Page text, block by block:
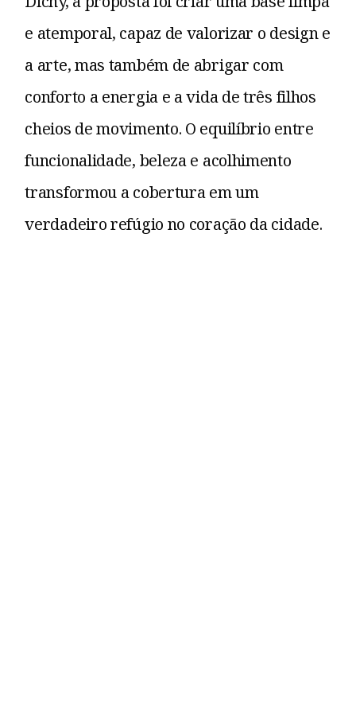
e atemporal, capaz de valorizar o design e
a arte, mas também de abrigar com
conforto a energia e a vida de três filhos
cheios de movimento. O equilíbrio entre
funcionalidade, beleza e acolhimento
transformou a cobertura em um
verdadeiro refúgio no coração da cidade.